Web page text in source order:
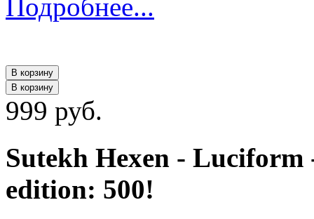
Подробнее...
В корзину
В корзину
999 руб.
Sutekh Hexen -
edition: 500!